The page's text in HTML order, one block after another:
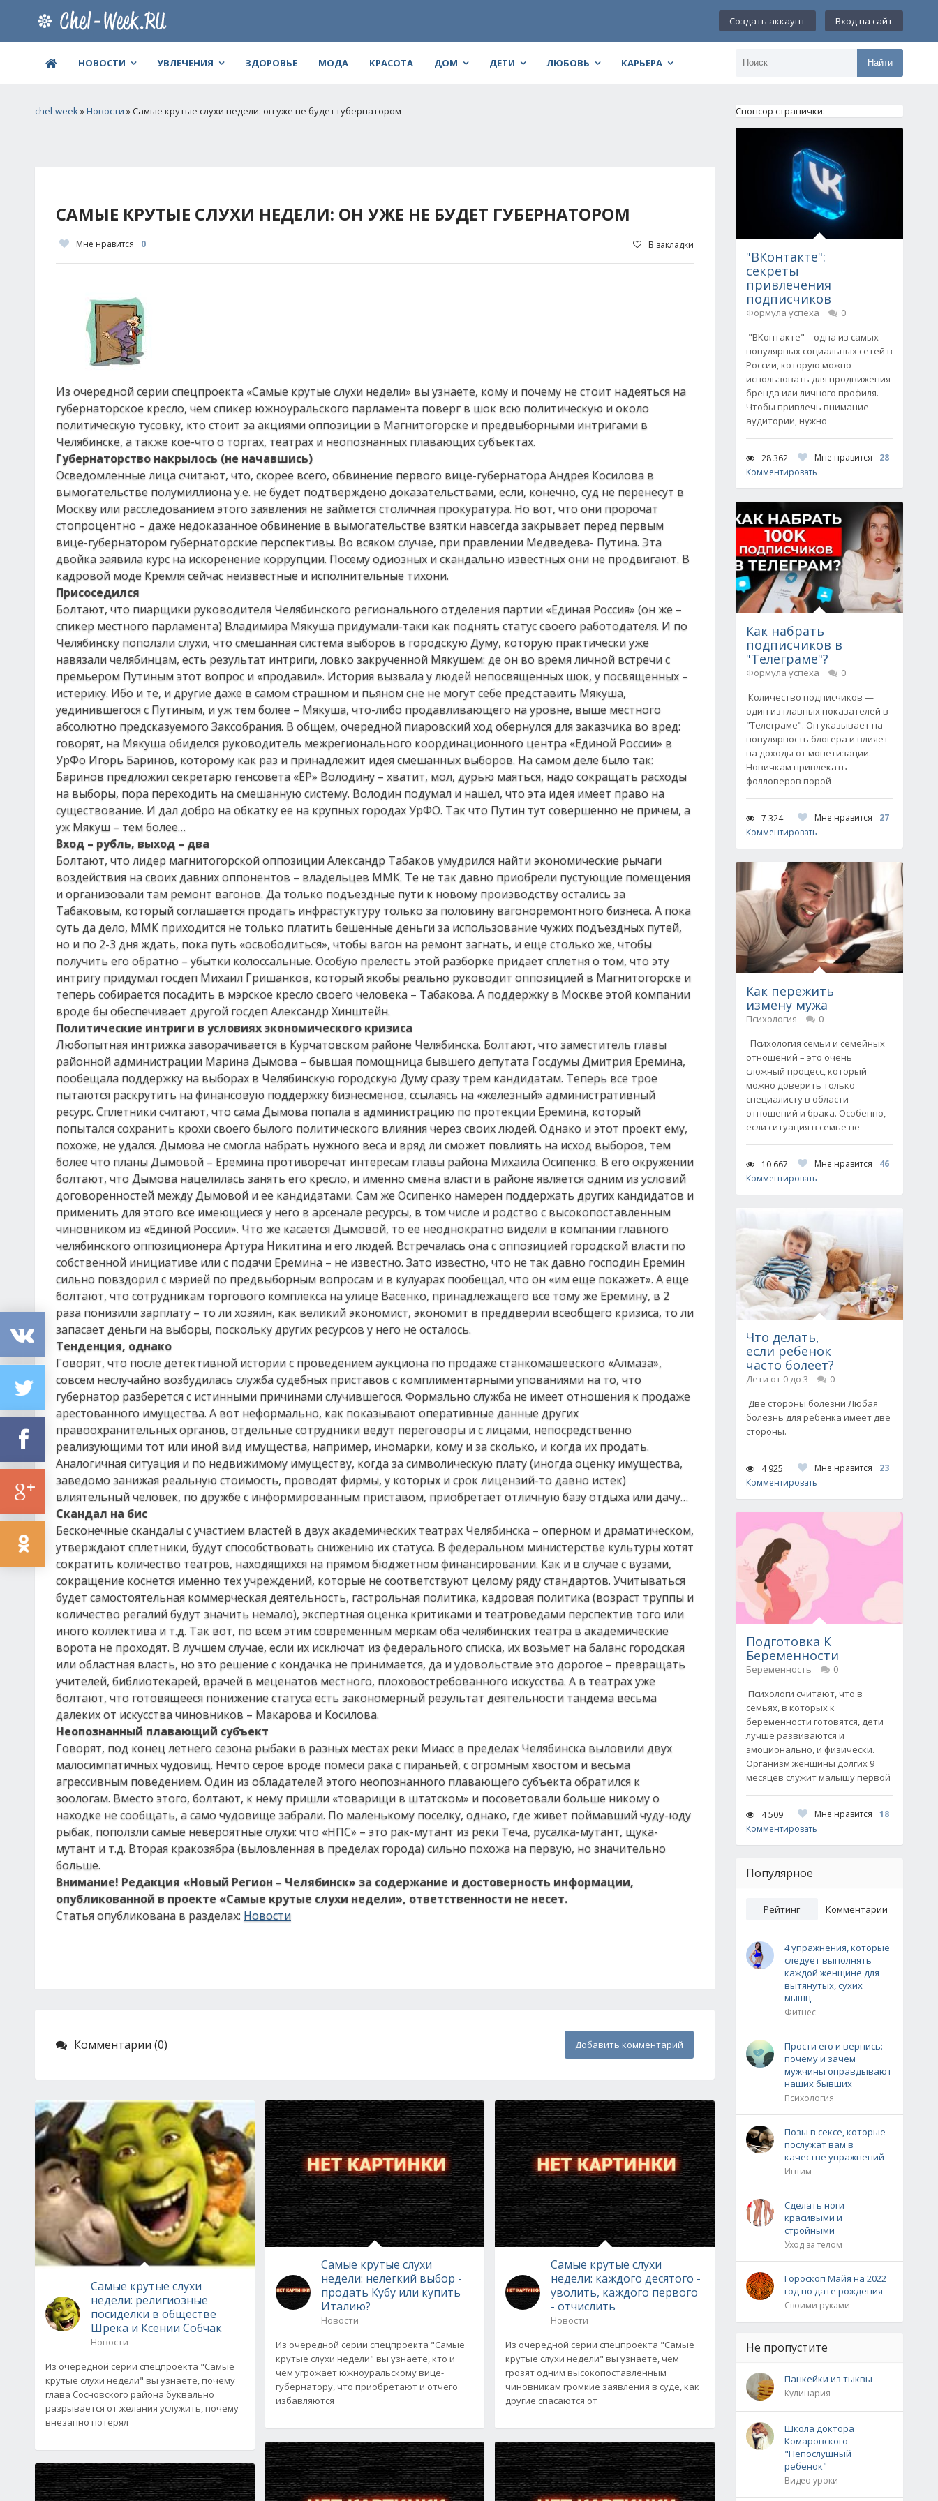
Создать аккаунт Вход на сайт
НОВОСТИ УВЛЕЧЕНИЯ ЗДОРОВЬЕ МОДА КРАСОТА ДОМ ДЕТИ ЛЮБОВЬ КАРЬЕРА Найти
chel-week»Новости » Самые крутые слухи недели: он уже не будет губернатором
САМЫЕ КРУТЫЕ СЛУХИ НЕДЕЛИ: ОН УЖЕ НЕ БУДЕТ ГУБЕРНАТОРОМ
Мне нравится 0 В закладки
Из очередной серии спецпроекта «Самые крутые слухи недели» вы узнаете, кому и почему не стоит надеяться на
губернаторское кресло, чем спикер южноуральского парламента поверг в шок всю политическую и около
политическую тусовку, кто стоит за акциями оппозиции в Магнитогорске и предвыборными интригами в
Челябинске, а также кое-что о торгах, театрах и неопознанных плавающих субъектах.
Губернаторство накрылось (не начавшись)
Осведомленные лица считают, что, скорее всего, обвинение первого вице-губернатора Андрея Косилова в
вымогательстве полумиллиона у.е. не будет подтверждено доказательствами, если, конечно, суд не перенесут в
Москву или расследованием этого заявления не займется столичная прокуратура. Но вот, что они пророчат
стопроцентно – даже недоказанное обвинение в вымогательстве взятки навсегда закрывает перед первым
вице-губернатором губернаторские перспективы. Во всяком случае, при правлении Медведева- Путина. Эта
двойка заявила курс на искоренение коррупции. Посему одиозных и скандально известных они не продвигают. В
кадровой моде Кремля сейчас неизвестные и исполнительные тихони.
Присоседился
Болтают, что пиарщики руководителя Челябинского регионального отделения партии «Единая Россия» (он же –
спикер местного парламента) Владимира Мякуша придумали-таки как поднять статус своего работодателя. И по
Челябинску поползли слухи, что смешанная система выборов в городскую Думу, которую практически уже
навязали челябинцам, есть результат интриги, ловко закрученной Мякушем: де он во время личной встречи с
премьером Путиным этот вопрос и «продавил». История вызвала у людей непосвященных шок, у посвященных –
истерику. Ибо и те, и другие даже в самом страшном и пьяном сне не могут себе представить Мякуша,
уединившегося с Путиным, и уж тем более – Мякуша, что-либо продавливающего на уровне, выше местного
абсолютно предсказуемого Заксобрания. В общем, очередной пиаровский ход обернулся для заказчика во вред:
говорят, на Мякуша обиделся руководитель межрегионального координационного центра «Единой России» в
УрФо Игорь Баринов, которому как раз и принадлежит идея смешанных выборов. На самом деле было так:
Баринов предложил секретарю генсовета «ЕР» Володину – хватит, мол, дурью маяться, надо сокращать расходы
на выборы, пора переходить на смешанную систему. Володин подумал и нашел, что эта идея имеет право на
существование. И дал добро на обкатку ее на крупных городах УрФО. Так что Путин тут совершенно не причем, а
уж Мякуш – тем более…
Вход – рубль, выход – два
Болтают, что лидер магнитогорской оппозиции Александр Табаков умудрился найти экономические рычаги
воздействия на своих давних оппонентов – владельцев ММК. Те не так давно приобрели пустующие помещения
и организовали там ремонт вагонов. Да только подъездные пути к новому производству остались за
Табаковым, который соглашается продать инфрастуктуру только за половину вагоноремонтного бизнеса. А пока
суть да дело, ММК приходится не только платить бешенные деньги за использование чужих подъездных путей,
но и по 2-3 дня ждать, пока путь «освободиться», чтобы вагон на ремонт загнать, и еще столько же, чтобы
получить его обратно – убытки колоссальные. Особую прелесть этой разборке придает сплетня о том, что эту
интригу придумал госдеп Михаил Гришанков, который якобы реально руководит оппозицией в Магнитогорске и
теперь собирается посадить в мэрское кресло своего человека – Табакова. А поддержку в Москве этой компании
вроде бы обеспечивает другой госдеп Александр Хинштейн.
Политические интриги в условиях экономического кризиса
Любопытная интрижка заворачивается в Курчатовском районе Челябинска. Болтают, что заместитель главы
районной администрации Марина Дымова – бывшая помощница бывшего депутата Госдумы Дмитрия Еремина,
пообещала поддержку на выборах в Челябинскую городскую Думу сразу трем кандидатам. Теперь все трое
пытаются раскрутить на финансовую поддержку бизнесменов, ссылаясь на «железный» административный
ресурс. Сплетники считают, что сама Дымова попала в администрацию по протекции Еремина, который
попытался сохранить крохи своего былого политического влияния через своих людей. Однако и этот проект ему,
похоже, не удался. Дымова не смогла набрать нужного веса и вряд ли сможет повлиять на исход выборов, тем
более что планы Дымовой – Еремина противоречат интересам главы района Михаила Осипенко. В его окружении
болтают, что Дымова нацелилась занять его кресло, и именно смена власти в районе является одним из условий
договоренностей между Дымовой и ее кандидатами. Сам же Осипенко намерен поддержать других кандидатов и
применить для этого все имеющиеся у него в арсенале ресурсы, в том числе и родство с высокопоставленным
чиновником из «Единой России». Что же касается Дымовой, то ее неоднократно видели в компании главного
челябинского оппозиционера Артура Никитина и его людей. Встречалась она с оппозицией городской власти по
собственной инициативе или с подачи Еремина – не известно. Зато известно, что не так давно господин Еремин
сильно повздорил с мэрией по предвыборным вопросам и в кулуарах пообещал, что он «им еще покажет». А еще
болтают, что сотрудникам торгового комплекса на улице Васенко, принадлежащего все тому же Еремину, в 2
раза понизили зарплату – то ли хозяин, как великий экономист, экономит в преддверии всеобщего кризиса, то ли
запасает деньги на выборы, поскольку других ресурсов у него не осталось.
Тенденция, однако
Говорят, что после детективной истории с проведением аукциона по продаже станкомашевского «Алмаза»,
совсем неслучайно возбудилась служба судебных приставов с комплиментарными упованиями на то, что
губернатор разберется с истинными причинами случившегося. Формально служба не имеет отношения к продаже
арестованного имущества. А вот неформально, как показывают оперативные данные других
правоохранительных органов, отдельные сотрудники ведут переговоры и с лицами, непосредственно
реализующими тот или иной вид имущества, например, иномарки, кому и за сколько, и когда их продать.
Аналогичная ситуация и по недвижимому имуществу, когда за символическую плату (иногда оценку имущества,
заведомо занижая реальную стоимость, проводят фирмы, у которых и срок лицензий-то давно истек)
влиятельный человек, по дружбе с информированным приставом, приобретает отличную базу отдыха или дачу…
Скандал на бис
Бесконечные скандалы с участием властей в двух академических театрах Челябинска – оперном и драматическом,
утверждают сплетники, будут способствовать снижению их статуса. В федеральном министерстве культуры хотят
сократить количество театров, находящихся на прямом бюджетном финансировании. Как и в случае с вузами,
сокращение коснется именно тех учреждений, которые не соответствуют целому ряду стандартов. Учитываться
будет самостоятельная коммерческая деятельность, гастрольная политика, кадровая политика (возраст труппы и
количество регалий будут значить немало), экспертная оценка критиками и театроведами перспектив того или
иного коллектива и т.д. Так вот, по всем этим современным меркам оба челябинских театра в академические
ворота не проходят. В лучшем случае, если их исключат из федерального списка, их возьмет на баланс городская
или областная власть, но это решение с кондачка не принимается, да и удовольствие это дорогое – превращать
учителей, библиотекарей, врачей в меценатов местного, плоховостребованного искусства. А в театрах уже
болтают, что готовящееся понижение статуса есть закономерный результат деятельности тандема весьма
далеких от искусства чиновников – Макарова и Косилова.
Неопознанный плавающий субъект
Говорят, под конец летнего сезона рыбаки в разных местах реки Миасс в пределах Челябинска выловили двух
малосимпатичных чудовищ. Нечто серое вроде помеси рака с пираньей, с огромным хвостом и весьма
агрессивным поведением. Один из обладателей этого неопознанного плавающего субъекта обратился к
зоологам. Вместо этого, болтают, к нему пришли «товарищи в штатском» и посоветовали больше никому о
находке не сообщать, а само чудовище забрали. По маленькому поселку, однако, где живет поймавший чуду-юду
рыбак, поползли самые невероятные слухи: что «НПС» – это рак-мутант из реки Теча, русалка-мутант, щука-
мутант и т.д. Вторая кракозябра (выловленная в пределах города) сильно похожа на первую, но значительно
больше.
Внимание! Редакция «Новый Регион – Челябинск» за содержание и достоверность информации,
опубликованной в проекте «Самые крутые слухи недели», ответственности не несет.
Статья опубликована в разделах: Новости
Комментарии (0) Добавить комментарий
Самые крутые слухи
недели: религиозные
посиделки в обществе
Шрека и Ксении Собчак
Новости
Из очередной серии спецпроекта "Самые
крутые слухи недели" вы узнаете, почему
глава Сосновского района буквально
разрывается от желания услужить, почему
внезапно потерял
Самые крутые слухи
недели: нелегкий выбор -
продать Кубу или купить
Италию?
Новости
Из очередной серии спецпроекта "Самые
крутые слухи недели" вы узнаете, кто и
чем угрожает южноуральскому вице-
губернатору, что приобретают и отчего
избавляются
Самые крутые слухи
недели: каждого десятого -
уволить, каждого первого
- отчислить
Новости
Из очередной серии спецпроекта "Самые
крутые слухи недели" вы узнаете, чем
грозят одним высокопоставленным
чиновникам громкие заявления в суде, как
другие спасаются от
Спонсор странички:
"ВКонтакте":
секреты
привлечения
подписчиков
Формула успеха
0
"ВКонтакте" – одна из самых
популярных социальных сетей в
России, которую можно
использовать для продвижения
бренда или личного профиля.
Чтобы привлечь внимание
аудитории, нужно
28 362 Мне нравится
28
Комментировать
Как набрать
подписчиков в
"Телеграме"?
Формула успеха
0
Количество подписчиков —
один из главных показателей в
"Телеграме". Он указывает на
популярность блогера и влияет
на доходы от монетизации.
Новичкам привлекать
фолловеров порой
7 324 Мне нравится
27
Комментировать
Как пережить
измену мужа
Психология
0
Психология семьи и семейных
отношений – это очень
сложный процесс, который
можно доверить только
специалисту в области
отношений и брака. Особенно,
если ситуация в семье не
10 667 Мне нравится
46
Комментировать
Что делать,
если ребенок
часто болеет?
Дети от 0 до 3
0
Две стороны болезни Любая
болезнь для ребенка имеет две
стороны.
4 925 Мне нравится
23
Комментировать
Подготовка К
Беременности
Беременность
0
Психологи считают, что в
семьях, в которых к
беременности готовятся, дети
лучше развиваются и
эмоционально, и физически.
Организм женщины долгих 9
месяцев служит малышу первой
4 509 Мне нравится
18
Комментировать
Популярное
Рейтинг Комментарии
4 упражнения, которые
следует выполнять
каждой женщине для
вытянутых, сухих
мышц.
Фитнес
Прости его и вернись:
почему и зачем
мужчины оправдывают
наших бывших
Психология
Позы в сексе, которые
послужат вам в
качестве упражнений
Интим
Сделать ноги
красивыми и
стройными
Уход за телом
Гороскоп Майя на 2022
год по дате рождения
Своими руками
Не пропустите
Панкейки из тыквы
Кулинария
Школа доктора
Комаровского
"Непослушный
ребенок"
Видео уроки